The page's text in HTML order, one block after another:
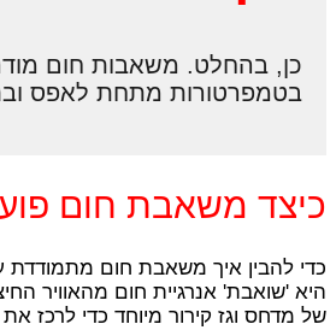
בטמפרטורות מתחת לאפס
כיצד משאבת חום
כדי להבין איך משאבת חום מתמודדת
היא 'שואבת' אנרגיית חום מהאוויר
של מדחס וגז קירור מיוחד כדי לרכז